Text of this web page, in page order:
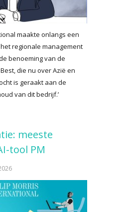
maakte onlangs een
regionale management
benoeming van de
die nu over Azië en
is geraakt aan de
van dit bedrijf.’
meeste
tool PM